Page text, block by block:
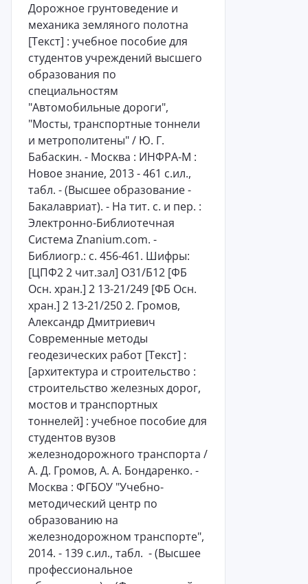
Дорожное грунтоведение и
механика земляного полотна
[Текст] : учебное пособие для
студентов учреждений высшего
образования по
специальностям
"Автомобильные дороги",
"Мосты, транспортные тоннели
и метрополитены" / Ю. Г.
Бабаскин. - Москва : ИНФРА-М :
Новое знание, 2013 - 461 с.ил.,
табл. - (Высшее образование -
Бакалавриат). - На тит. с. и пер. :
Электронно-Библиотечная
Система Znanium.com. -
Библиогр.: с. 456-461. Шифры:
[ЦПФ2 2 чит.зал] О31/Б12 [ФБ
Осн. хран.] 2 13-21/249 [ФБ Осн.
хран.] 2 13-21/250 2. Громов,
Александр Дмитриевич
Современные методы
геодезических работ [Текст] :
[архитектура и строительство :
строительство железных дорог,
мостов и транспортных
тоннелей] : учебное пособие для
студентов вузов
железнодорожного транспорта /
А. Д. Громов, А. А. Бондаренко. -
Москва : ФГБОУ "Учебно-
методический центр по
образованию на
железнодорожном транспорте",
2014. - 139 с.ил., табл. - (Высшее
профессиональное